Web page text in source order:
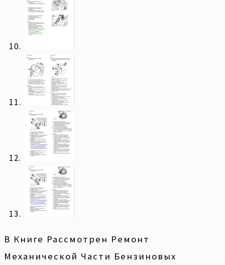
В Книге Рассмотрен Ремонт
Механической Части Бензиновых